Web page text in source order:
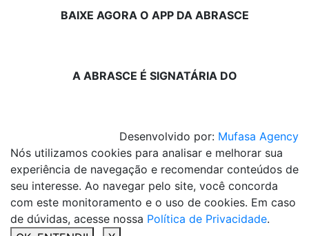
BAIXE AGORA O APP DA ABRASCE
A ABRASCE É SIGNATÁRIA DO
Desenvolvido por: Mufasa Agency
Nós utilizamos cookies para analisar e melhorar sua
experiência de navegação e recomendar conteúdos de
seu interesse. Ao navegar pelo site, você concorda
com este monitoramento e o uso de cookies. Em caso
de dúvidas, acesse nossa Política de Privacidade.